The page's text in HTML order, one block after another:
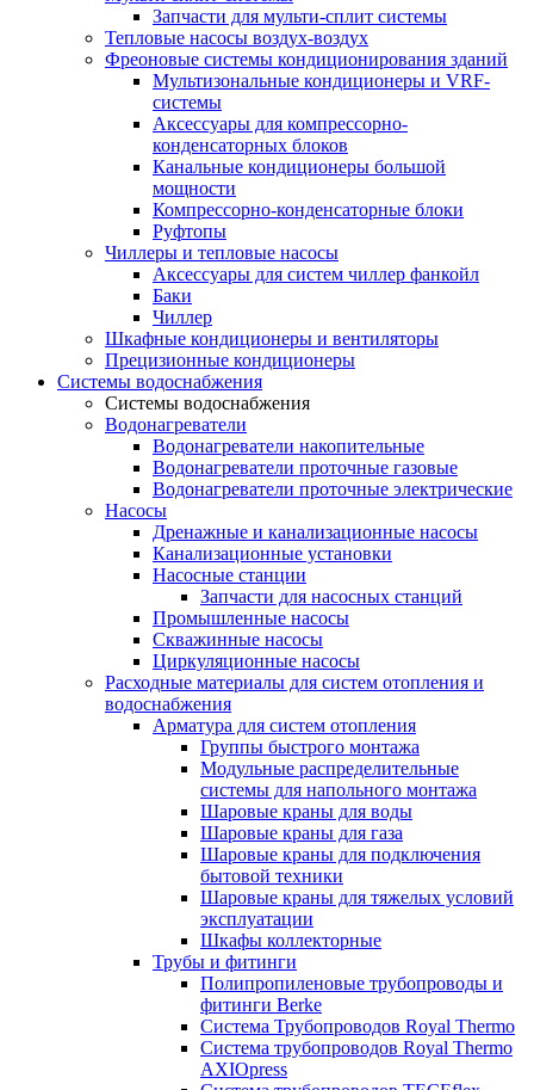
Запчасти для мульти-сплит системы
Тепловые насосы воздух-воздух
Фреоновые системы кондиционирования зданий
Мультизональные кондиционеры и VRF-
системы
Аксессуары для компрессорно-
конденсаторных блоков
Канальные кондиционеры большой
мощности
Компрессорно-конденсаторные блоки
Руфтопы
Чиллеры и тепловые насосы
Аксессуары для систем чиллер фанкойл
Баки
Чиллер
Шкафные кондиционеры и вентиляторы
Прецизионные кондиционеры
Системы водоснабжения
Системы водоснабжения
Водонагреватели
Водонагреватели накопительные
Водонагреватели проточные газовые
Водонагреватели проточные электрические
Насосы
Дренажные и канализационные насосы
Канализационные установки
Насосные станции
Запчасти для насосных станций
Промышленные насосы
Скважинные насосы
Циркуляционные насосы
Расходные материалы для систем отопления и
водоснабжения
Арматура для систем отопления
Группы быстрого монтажа
Модульные распределительные
системы для напольного монтажа
Шаровые краны для воды
Шаровые краны для газа
Шаровые краны для подключения
бытовой техники
Шаровые краны для тяжелых условий
эксплуатации
Шкафы коллекторные
Трубы и фитинги
Полипропиленовые трубопроводы и
фитинги Berke
Система Трубопроводов Royal Thermo
Система трубопроводов Royal Thermo
AXIOpress